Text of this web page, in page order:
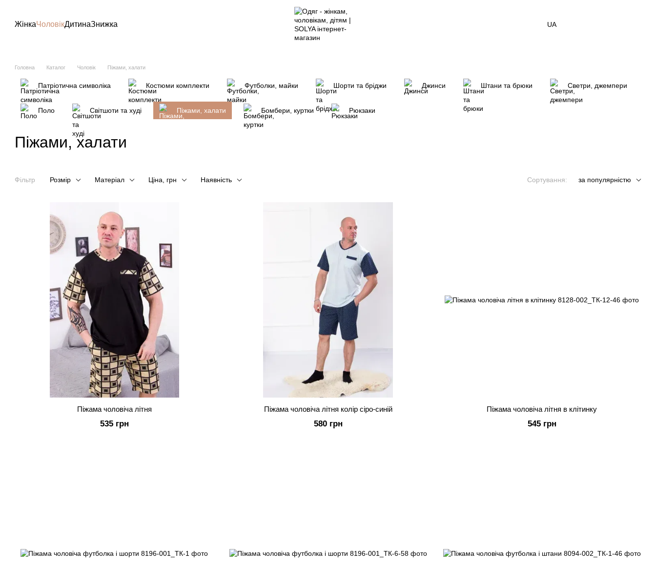
ЖінкаЧоловікДитинаЗнижка UA
Головна Каталог Чоловік Піжами, халати
Патріотична символіка Костюми комплекти Футболки, майки Шорти та бріджи Джинси Штани та брюки Светри, джемпери
Поло Світшоти та худі Піжами, халати Бомбери, куртки Рюкзаки
Піжами, халати
Фільтр Розмір Матеріал Ціна, грн Наявність Сортування: за популярністю
Піжама чоловіча літня
535 грн
Піжама чоловіча літня колір сіро-синій
580 грн
Піжама чоловіча літня в клітинку
545 грн